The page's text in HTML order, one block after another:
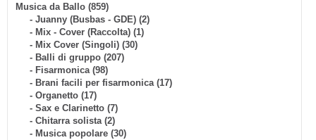
Musica da Ballo (859)
- Juanny (Busbas - GDE) (2)
- Mix - Cover (Raccolta) (1)
- Mix Cover (Singoli) (30)
- Balli di gruppo (207)
- Fisarmonica (98)
- Brani facili per fisarmonica (17)
- Organetto (17)
- Sax e Clarinetto (7)
- Chitarra solista (2)
- Musica popolare (30)